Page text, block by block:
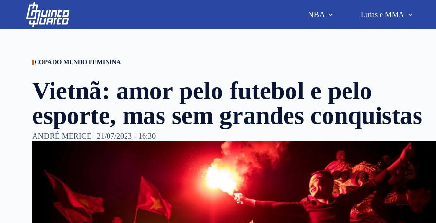
p
NBA Lutas e MMA
COPA DO MUNDO FEMININA
Vietnã: amor pelo futebol e pelo
esporte, mas sem grandes conquistas
ANDRÉ MERICE | 21/07/2023 - 16:30